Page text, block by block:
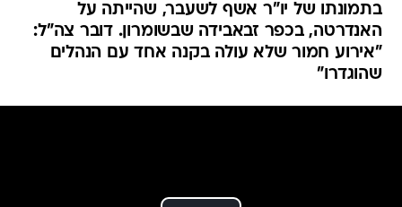
בתמונתו של יו"ר אשף לשעבר, שהייתה על
האנדרטה, בכפר זבאבידה שבשומרון. דובר צה"ל:
"אירוע חמור שלא עולה בקנה אחד עם הנהלים
שהוגדרו"